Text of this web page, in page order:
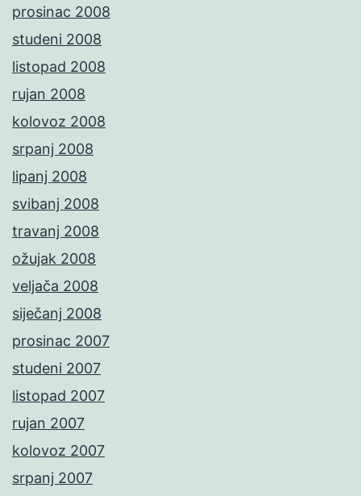
prosinac 2008
studeni 2008
listopad 2008
rujan 2008
kolovoz 2008
srpanj 2008
lipanj 2008
svibanj 2008
travanj 2008
ožujak 2008
veljača 2008
siječanj 2008
prosinac 2007
studeni 2007
listopad 2007
rujan 2007
kolovoz 2007
srpanj 2007